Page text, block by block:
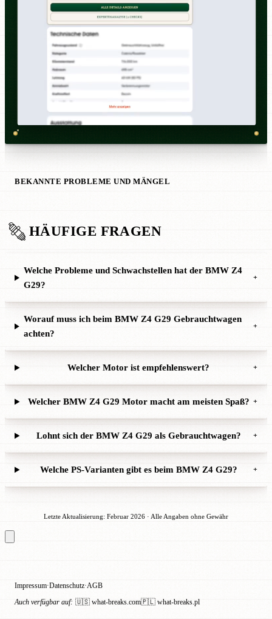
BEKANNTE PROBLEME UND MÄNGEL
HÄUFIGE FRAGEN
Welche Probleme und Schwachstellen hat der BMW Z4
G29?
+
Worauf muss ich beim BMW Z4 G29 Gebrauchtwagen
achten?
+
Welcher Motor ist empfehlenswert? +
Welcher BMW Z4 G29 Motor macht am meisten Spaß? +
Lohnt sich der BMW Z4 G29 als Gebrauchtwagen? +
Welche PS-Varianten gibt es beim BMW Z4 G29? +
Letzte Aktualisierung: Februar 2026 · Alle Angaben ohne Gewähr
Impressum·Datenschutz·AGB
Auch verfügbar auf: 🇺🇸 what-breaks.com🇵🇱 what-breaks.pl